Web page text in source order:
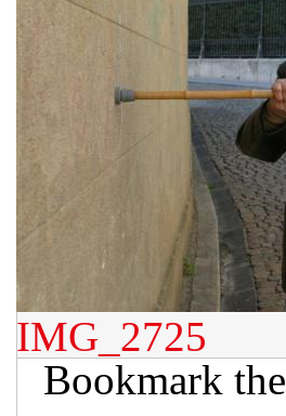
IMG_2725
Bookmark the